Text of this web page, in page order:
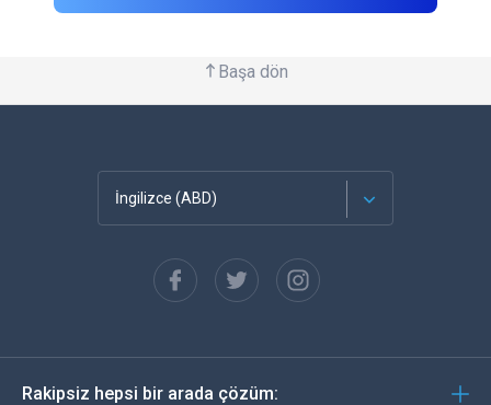
Başa dön
İngilizce (ABD)
Español
Almanca
Rakipsiz hepsi bir arada çözüm: